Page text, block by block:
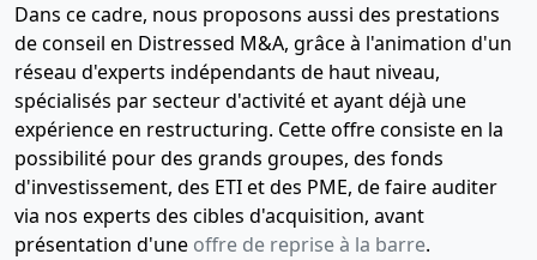
Dans ce cadre, nous proposons aussi des prestations
de conseil en Distressed M&A, grâce à l'animation d'un
réseau d'experts indépendants de haut niveau,
spécialisés par secteur d'activité et ayant déjà une
expérience en restructuring. Cette offre consiste en la
possibilité pour des grands groupes, des fonds
d'investissement, des ETI et des PME, de faire auditer
via nos experts des cibles d'acquisition, avant
présentation d'une offre de reprise à la barre.